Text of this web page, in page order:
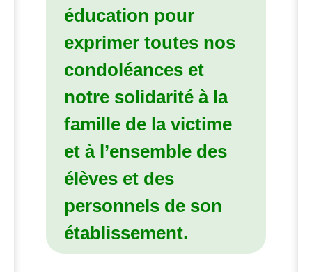
éducation pour
exprimer toutes nos
condoléances et
notre solidarité à la
famille de la victime
et à l’ensemble des
élèves et des
personnels de son
établissement.